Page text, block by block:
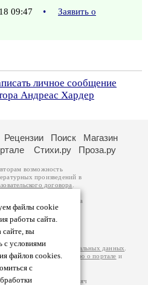
09:47 •
Заявить о
личное сообщение
Андреас Хардер
файлы cookie
работы сайта.
сайте, вы
с условиями
файлов cookies.
с
Рецензии Поиск
Магазин
Стихи.ру Проза.ру
возможность
произведений в
договора
принадлежат авторам
произведений возможна
вы можете
Ответственность за
самостоятельно на
обработки персональных данных
подробнуюинформацию о портале и
– порядка 100 тысяч